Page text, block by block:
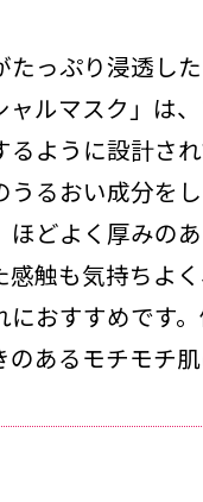
っぷり浸透し
ャルマスク」は
るように設計さ
うるおい成分を
どよく厚みの
感触も気持ちよ
におすすめです
あるモチモチ肌